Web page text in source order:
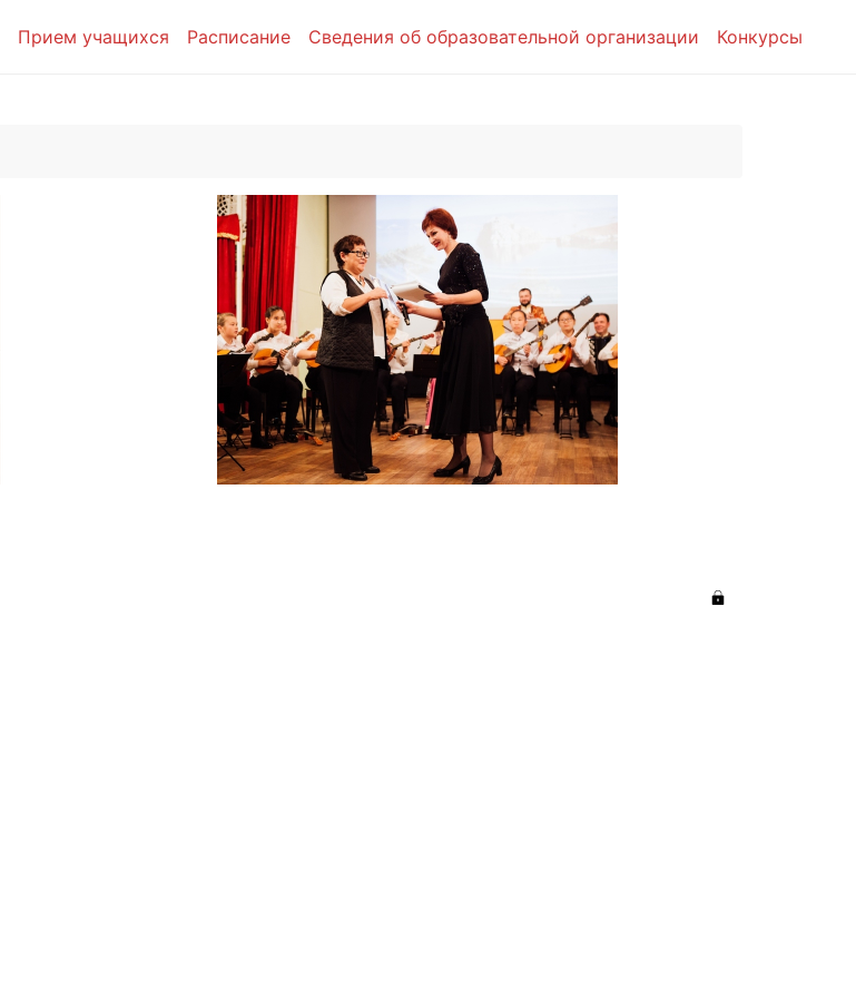
Прием учащихся Расписание Сведения об образовательной организации Конкурсы